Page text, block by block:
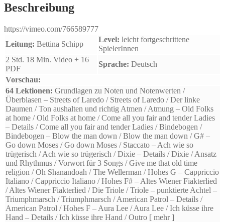
Beschreibung
https://vimeo.com/766589777
Leitung: Bettina Schipp
Level: leicht fortgeschrittene
SpielerInnen
2 Std. 18 Min. Video + 16
PDF
Sprache: Deutsch
Vorschau:
64 Lektionen: Grundlagen zu Noten und Notenwerten /
Überblasen – Streets of Laredo / Streets of Laredo / Der linke
Daumen / Ton aushalten und richtig Atmen /Atmung – Old Folks
at home / Old Folks at home / Come all you fair and tender Ladies
– Details / Come all you fair and tender Ladies / Bindebogen /
Bindebogen – Blow the man down / Blow the man down / G# –
Go down Moses / Go down Moses / Staccato – Ach wie so
trügerisch / Ach wie so trügerisch / Dixie – Details / Dixie / Ansatz
und Rhythmus / Vorwort für 3 Songs / Give me that old time
religion / Oh Shanandoah / The Wellerman / Hohes G – Cappriccio
Italiano / Cappriccio Italiano / Hohes F# – Altes Wiener Fiakterlied
/ Altes Wiener Fiakterlied / Die Triole / Triole – punktierte Achtel –
Triumphmarsch / Triumphmarsch / American Patrol – Details /
American Patrol / Hohes F – Aura Lee / Aura Lee / Ich küsse ihre
Hand – Details / Ich küsse ihre Hand / Outro [ mehr ]